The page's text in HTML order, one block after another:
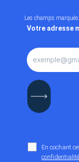
Les champs marqués
Votre adresse
En cochant
confidentialité